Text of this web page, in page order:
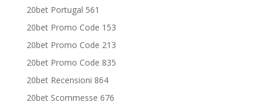
20bet Portugal 561
20bet Promo Code 153
20bet Promo Code 213
20bet Promo Code 835
20bet Recensioni 864
20bet Scommesse 676